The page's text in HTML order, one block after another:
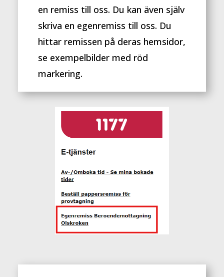
en remiss till oss. Du kan även själv
skriva en egenremiss till oss. Du
hittar remissen på deras hemsidor,
se exempelbilder med röd
markering.